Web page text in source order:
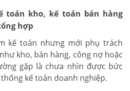
toán kho, kế toán bán hàng
hợp
kế toán nhưng mới phụ trách
kho, bán hàng, công nợ hoặc
gặp là chưa nhìn được bức
kế toán doanh nghiệp.